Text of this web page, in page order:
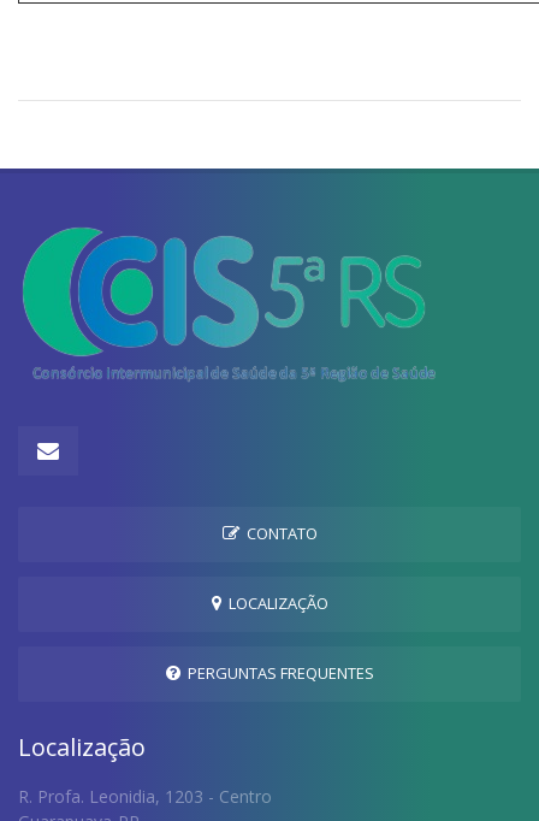
CONTATO
LOCALIZAÇÃO
PERGUNTAS FREQUENTES
Localização
R. Profa. Leonidia, 1203 - Centro